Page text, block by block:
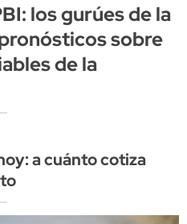
los gurúes de la
sobre
de la
a cuánto cotiza